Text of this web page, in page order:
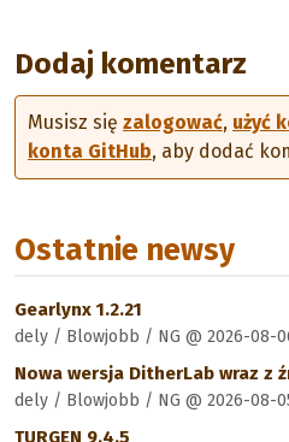
Dodaj komentarz
Musisz się zalogować, użyć
konta GitHub, aby dodać
Ostatnie newsy
Gearlynx 1.2.21
dely / Blowjobb / NG @ 2026-08-
Nowa wersja DitherLab wraz z
dely / Blowjobb / NG @ 2026-08-
TURGEN 9.4.5